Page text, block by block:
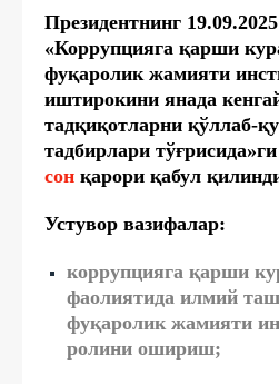
Президентнинг
«Коррупцияга қарши
фуқаролик жамияти
иштирокини янада
тадқиқотларни қўллаб-
тадбирлари тўғрисида»ги
сон қарори қабул
Устувор вазифалар:
коррупцияга қарши
фаолиятида илмий
фуқаролик жамияти
ролини ошириш;